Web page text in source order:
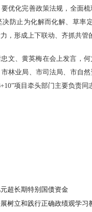
优化完善政策法规，全面
防止为化解而化解、草率
，形成上下联动、齐抓共管
文、黄英梅在会上发言，
林业局、市司法局、市自
项目牵头部门主要负责
超长期特别国债资金
树立和践行正确政绩观学习